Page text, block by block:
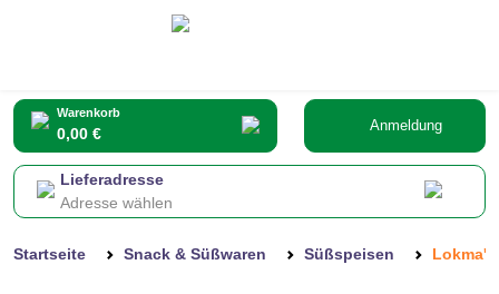
Warenkorb
0,00 € Anmeldung
Lieferadresse
Adresse wählen
Startseite Snack & Süßwaren Süßspeisen